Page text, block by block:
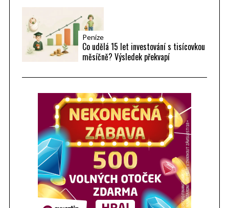
Peníze
Co udělá 15 let investování s tisícovkou
měsíčně? Výsledek překvapí